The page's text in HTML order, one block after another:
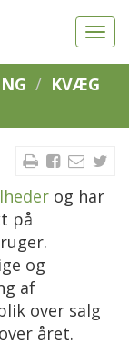
KVÆG
og har
på
og
af
over salg
året.